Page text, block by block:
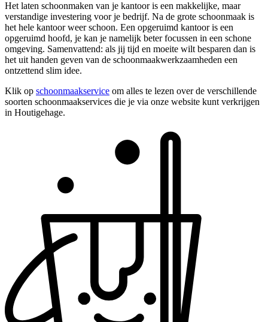
Het laten schoonmaken van je kantoor is een makkelijke, maar
verstandige investering voor je bedrijf. Na de grote schoonmaak is
het hele kantoor weer schoon. Een opgeruimd kantoor is een
opgeruimd hoofd, je kan je namelijk beter focussen in een schone
omgeving. Samenvattend: als jij tijd en moeite wilt besparen dan is
het uit handen geven van de schoonmaakwerkzaamheden een
ontzettend slim idee.
Klik op schoonmaakservice om alles te lezen over de verschillende
soorten schoonmaakservices die je via onze website kunt verkrijgen
in Houtigehage.